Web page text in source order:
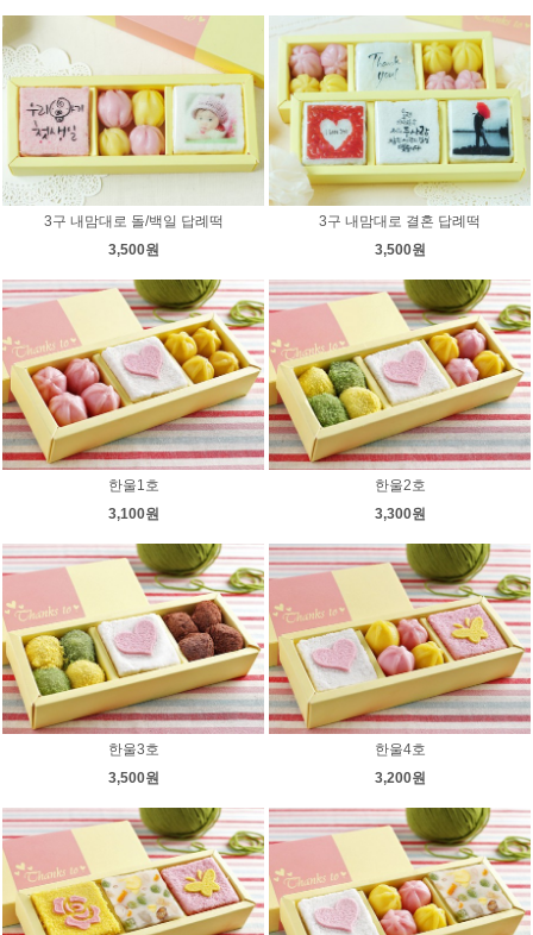
3구 내맘대로 돌/백일 답례떡
3,500원
3구 내맘대로 결혼 답례떡
3,500원
한울1호
3,100원
한울2호
3,300원
한울3호
3,500원
한울4호
3,200원